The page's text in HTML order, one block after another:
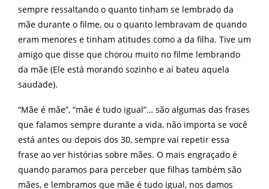
sempre ressaltando o quanto tinham se lembrado da
mãe durante o filme, ou o quanto lembravam de quando
eram menores e tinham atitudes como a da filha. Tive um
amigo que disse que chorou muito no filme lembrando
da mãe (Ele está morando sozinho e aí bateu aquela
saudade).
“Mãe é mãe”, “mãe é tudo igual”… são algumas das frases
que falamos sempre durante a vida, não importa se você
está antes ou depois dos 30, sempre vai repetir essa
frase ao ver histórias sobre mães. O mais engraçado é
quando paramos para perceber que filhas também são
mães, e lembramos que mãe é tudo igual, nos damos